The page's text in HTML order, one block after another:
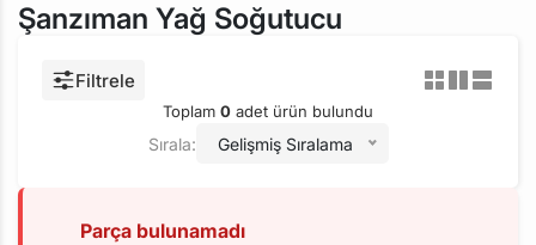
Şanzıman Yağ Soğutucu
Filtrele
Toplam 0 adet ürün bulundu
Sırala: Gelişmiş Sıralama
Parça bulunamadı